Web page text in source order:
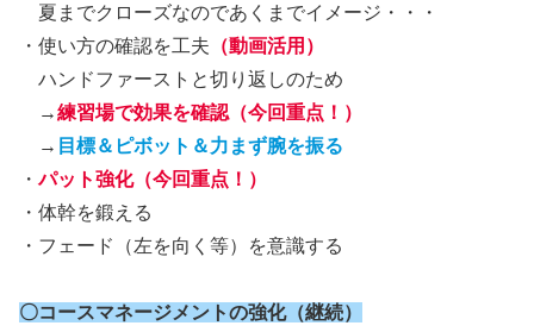
夏までクローズなのであくまでイメージ・・・
・使い方の確認を工夫 （動画活用）
ハンドファーストと切り返しのため
→練習場で効果を確認（今回重点！）
→ 目標＆ピボット＆力まず腕を振る
・パット強化（今回重点！）
・体幹を鍛える
・フェード（左を向く等）を意識する
〇コースマネージメントの強化（継続）